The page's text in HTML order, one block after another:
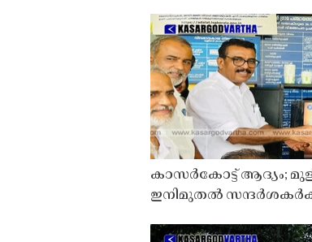
കാസർകോട്ട് ആദ്യം;
ഇനിമുതൽ